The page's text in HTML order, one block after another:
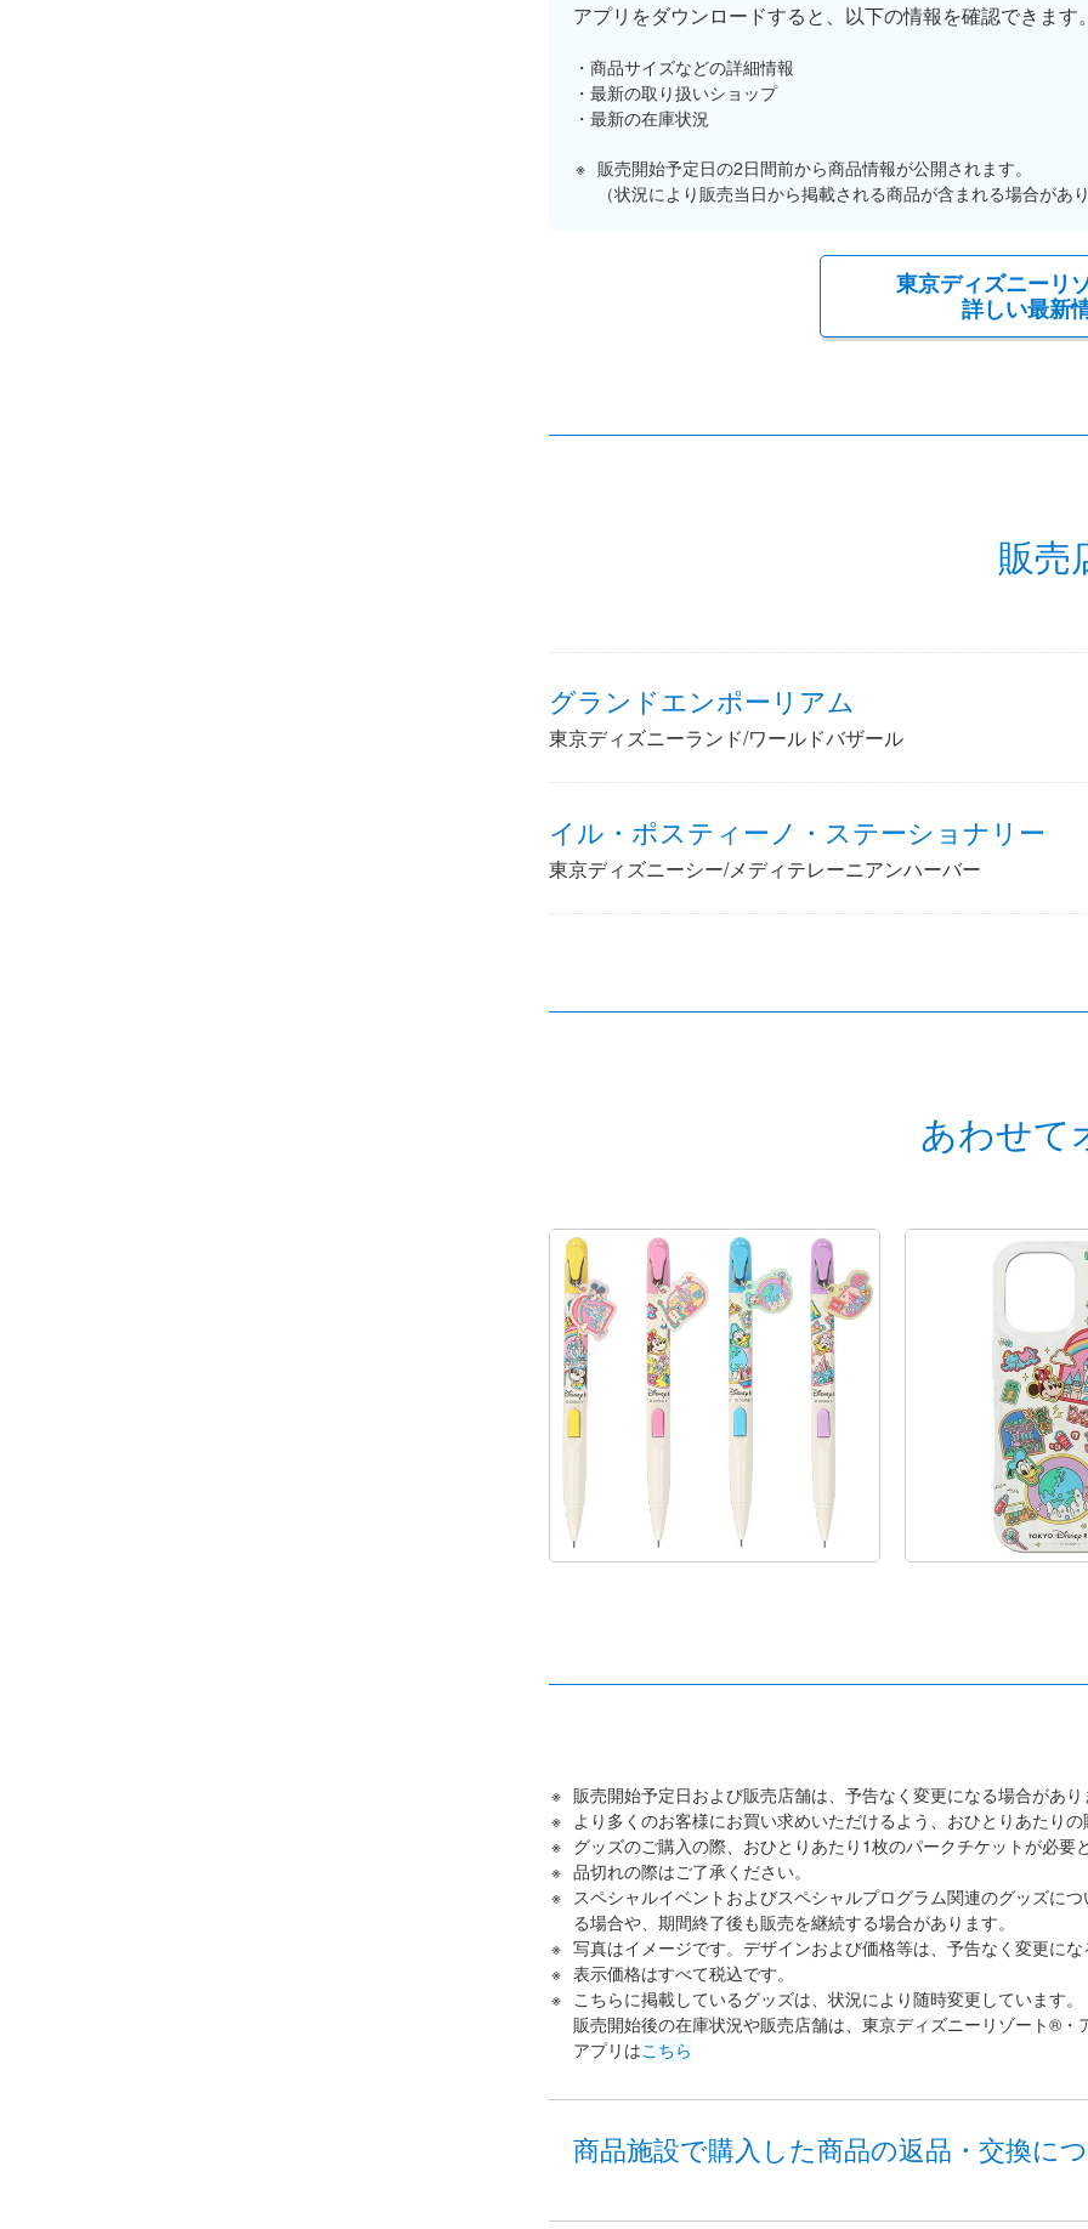
アプリをダウンロードすると、以下の情報を確認できます
商品サイズなどの詳細情報
最新の取り扱いショップ
最新の在庫状況
販売開始予定日の2日間前から商品情報が公開されます。
（状況により販売当日から掲載される商品が含まれる場合があ
東京ディズニーリ
詳しい最新
販売
グランドエンポーリアム
東京ディズニーランド/ワールドバザール
イル・ポスティーノ・ステーショナリー
東京ディズニーシー/メディテレーニアンハーバー
あわせて
販売開始予定日および販売店舗は、予告なく変更になる場合があ
より多くのお客様にお買い求めいただけるよう、おひとりあたり
グッズのご購入の際、おひとりあたり1枚のパークチケットが必要
品切れの際はご了承ください。
スペシャルイベントおよびスペシャルプログラム関連のグッズに
る場合や、期間終了後も販売を継続する場合があります。
写真はイメージです。デザインおよび価格等は、予告なく変更に
表示価格はすべて税込です。
こちらに掲載しているグッズは、状況により随時変更しています。
販売開始後の在庫状況や販売店舗は、東京ディズニーリゾート®・
アプリはこちら
商品施設で購入した商品の返品・交換に